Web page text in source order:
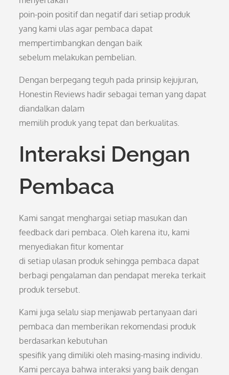
poin-poin positif dan negatif dari setiap produk
yang kami ulas agar pembaca dapat
mempertimbangkan dengan baik
sebelum melakukan pembelian.
Dengan berpegang teguh pada prinsip kejujuran,
Honestin Reviews hadir sebagai teman yang dapat
diandalkan dalam
memilih produk yang tepat dan berkualitas.
Interaksi Dengan
Pembaca
Kami sangat menghargai setiap masukan dan
feedback dari pembaca. Oleh karena itu, kami
menyediakan fitur komentar
di setiap ulasan produk sehingga pembaca dapat
berbagi pengalaman dan pendapat mereka terkait
produk tersebut.
Kami juga selalu siap menjawab pertanyaan dari
pembaca dan memberikan rekomendasi produk
berdasarkan kebutuhan
spesifik yang dimiliki oleh masing-masing individu.
Kami percaya bahwa interaksi yang baik dengan